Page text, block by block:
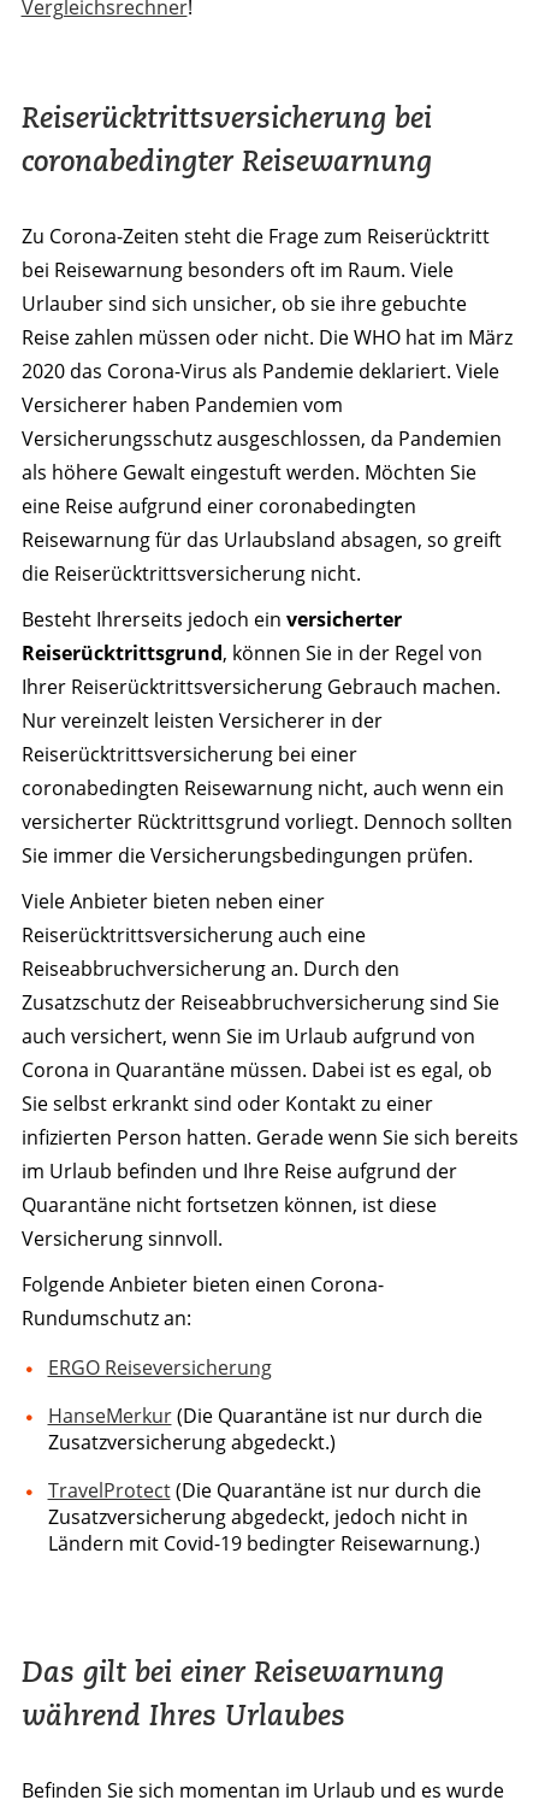
Vergleichsrechner!
Reiserücktrittsversicherung bei
coronabedingter Reisewarnung
Zu Corona-Zeiten steht die Frage zum Reiserücktritt
bei Reisewarnung besonders oft im Raum. Viele
Urlauber sind sich unsicher, ob sie ihre gebuchte
Reise zahlen müssen oder nicht. Die WHO hat im März
2020 das Corona-Virus als Pandemie deklariert. Viele
Versicherer haben Pandemien vom
Versicherungsschutz ausgeschlossen, da Pandemien
als höhere Gewalt eingestuft werden. Möchten Sie
eine Reise aufgrund einer coronabedingten
Reisewarnung für das Urlaubsland absagen, so greift
die Reiserücktrittsversicherung nicht.
Besteht Ihrerseits jedoch ein versicherter
Reiserücktrittsgrund, können Sie in der Regel von
Ihrer Reiserücktrittsversicherung Gebrauch machen.
Nur vereinzelt leisten Versicherer in der
Reiserücktrittsversicherung bei einer
coronabedingten Reisewarnung nicht, auch wenn ein
versicherter Rücktrittsgrund vorliegt. Dennoch sollten
Sie immer die Versicherungsbedingungen prüfen.
Viele Anbieter bieten neben einer
Reiserücktrittsversicherung auch eine
Reiseabbruchversicherung an. Durch den
Zusatzschutz der Reiseabbruchversicherung sind Sie
auch versichert, wenn Sie im Urlaub aufgrund von
Corona in Quarantäne müssen. Dabei ist es egal, ob
Sie selbst erkrankt sind oder Kontakt zu einer
infizierten Person hatten. Gerade wenn Sie sich bereits
im Urlaub befinden und Ihre Reise aufgrund der
Quarantäne nicht fortsetzen können, ist diese
Versicherung sinnvoll.
Folgende Anbieter bieten einen Corona-
Rundumschutz an:
ERGO Reiseversicherung
HanseMerkur(Die Quarantäne ist nur durch die
Zusatzversicherung abgedeckt.)
TravelProtect(Die Quarantäne ist nur durch die
Zusatzversicherung abgedeckt, jedoch nicht in
Ländern mit Covid-19 bedingter Reisewarnung.)
Das gilt bei einer Reisewarnung
während Ihres Urlaubes
Befinden Sie sich momentan im Urlaub und es wurde